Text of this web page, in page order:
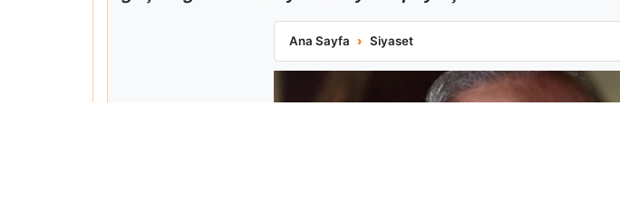
Ana Sayfa Siyaset
Yılmaz Erdoğan Köyceğiz Çiftliğindeki Yaşamını Paylaştı